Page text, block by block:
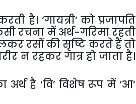
है। ‘गायत्री’ को प्रजापति
रचना में अर्थ-गरिमा रहती
रसों की सृष्टि करते हैं तो
न रहकर गात्र हो जाता है।
अर्थ है ‘वि’ विशेष रूप में ‘आ’